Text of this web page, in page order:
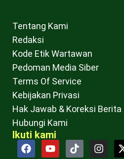
Tentang Kami
Redaksi
Kode Etik Wartawan
Pedoman Media Siber
Terms Of Service
Kebijakan Privasi
Hak Jawab & Koreksi Berita
Hubungi Kami
Ikuti kami